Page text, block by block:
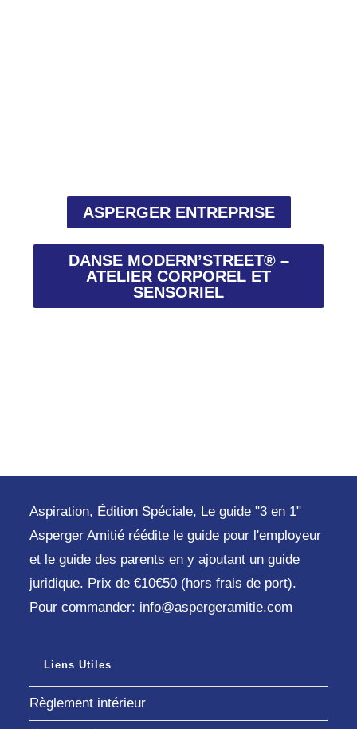
ASPERGER ENTREPRISE
DANSE MODERN’STREET® –
ATELIER CORPOREL ET
SENSORIEL
Aspiration, Édition Spéciale, Le guide "3 en 1"
Asperger Amitié réédite le guide pour l'employeur
et le guide des parents en y ajoutant un guide
juridique. Prix de €10€50 (hors frais de port).
Pour commander: info@aspergeramitie.com
Liens Utiles
Règlement intérieur